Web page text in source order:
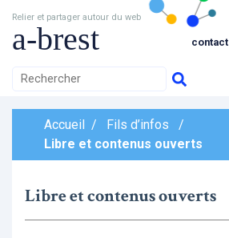
Relier et partager autour du web
a-brest contact
Accueil / Fils d’infos
/
Libre et contenus ouverts
Libre et contenus ouverts